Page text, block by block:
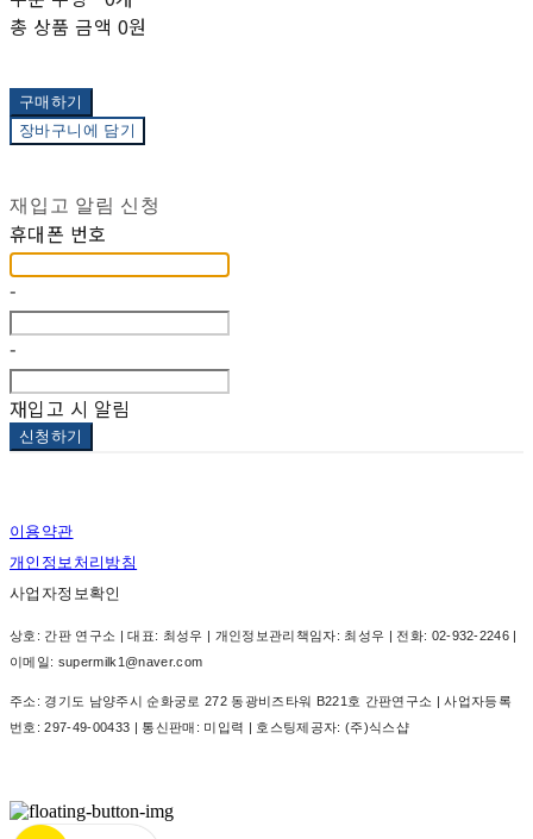
총 상품 금액 0원
구매하기
장바구니에 담기
재입고 알림 신청
휴대폰 번호
-
-
재입고 시 알림
신청하기
이용약관
개인정보처리방침
사업자정보확인
상호: 간판 연구소 | 대표: 최성우 | 개인정보관리책임자: 최성우 | 전화: 02-932-2246 |
이메일: supermilk1@naver.com
주소: 경기도 남양주시 순화궁로 272 동광비즈타워 B221호 간판연구소 | 사업자등록
번호:297-49-00433 | 통신판매: 미입력 | 호스팅제공자: (주)식스샵